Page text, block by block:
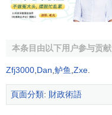
本条目由以下用户参与贡献
Zfj3000 Dan 鲈鱼 Zxe
頁面分類: 財政術語